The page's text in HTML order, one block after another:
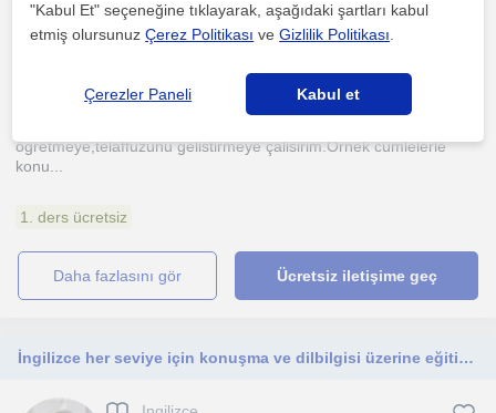
Ingilizce
Mezitli, Mersin Sehri
ögretmeye,telaffuzunu gelistirmeye çalisirim.Örnek cümlelerle
konu...
1. ders ücretsiz
daha fazlasını gör Ücretsiz iletişime geç
İngilizce her seviye için konuşma ve dilbilgisi üzerine eğitim veriyorum
"Kabul Et" seçeneğine tıklayarak, aşağıdaki şartları kabul
etmiş olursunuzÇerez Politikası veGizlilik Politikası
Çerezler Paneli Kabul et